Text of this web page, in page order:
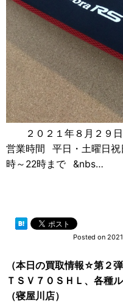
２０２１年８月２９
営業時間 平日・土曜日
時～22時まで &nbs…
Posted on
（本日の買取情報☆第２
ＴＳＶ７０ＳＨＬ、各種
（寝屋川店）